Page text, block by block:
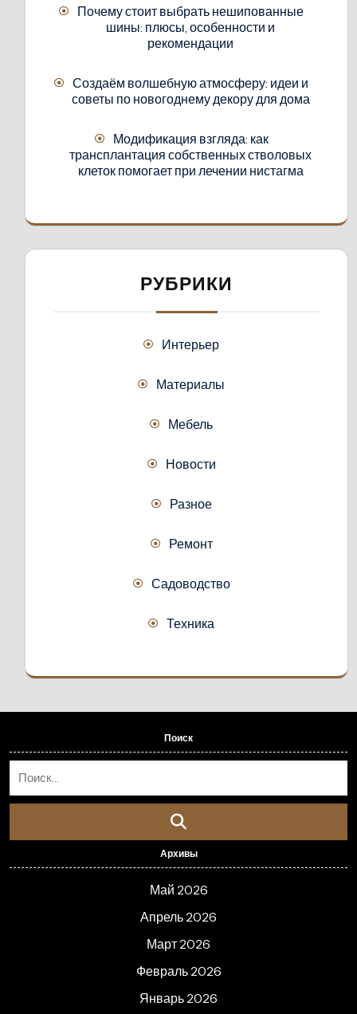
Почему стоит выбрать нешипованные
шины: плюсы, особенности и
рекомендации
Создаём волшебную атмосферу: идеи и
советы по новогоднему декору для дома
Модификация взгляда: как
трансплантация собственных стволовых
клеток помогает при лечении нистагма
РУБРИКИ
Интерьер
Материалы
Мебель
Новости
Разное
Ремонт
Садоводство
Техника
Поиск
Архивы
Май 2026
Апрель 2026
Март 2026
Февраль 2026
Январь 2026